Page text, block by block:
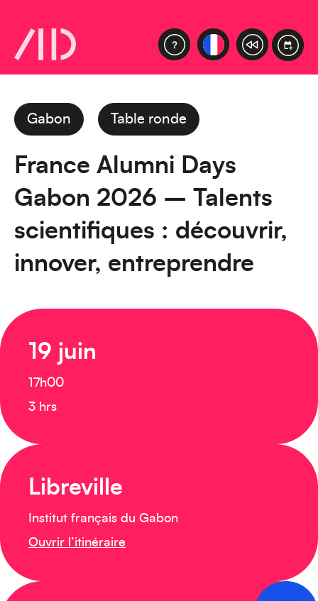
Gabon Table ronde
France Alumni Days
Gabon 2026 – Talents
scientifiques : découvrir,
innover, entreprendre
19 juin
17h00
3 hrs
Libreville
Institut français du Gabon
Ouvrir l’itinéraire